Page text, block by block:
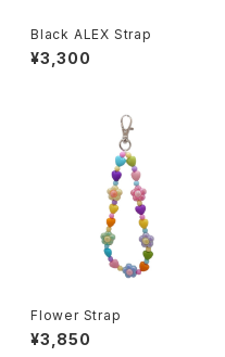
Black ALEX Strap
¥3,300
Flower Strap
¥3,850